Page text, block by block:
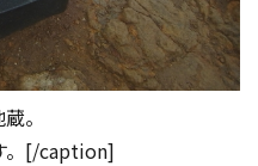
。
。[/caption]